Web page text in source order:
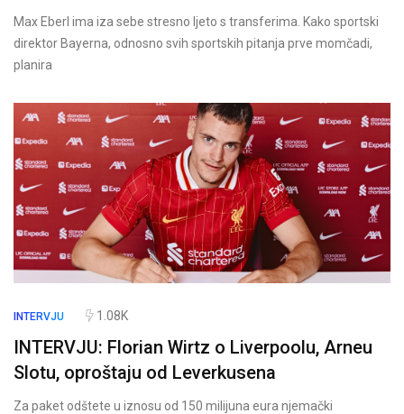
Max Eberl ima iza sebe stresno ljeto s transferima. Kako sportski
direktor Bayerna, odnosno svih sportskih pitanja prve momčadi,
planira
INTERVJU 1.08K
INTERVJU: Florian Wirtz o Liverpoolu, Arneu
Slotu, oproštaju od Leverkusena
Za paket odštete u iznosu od 150 milijuna eura njemački